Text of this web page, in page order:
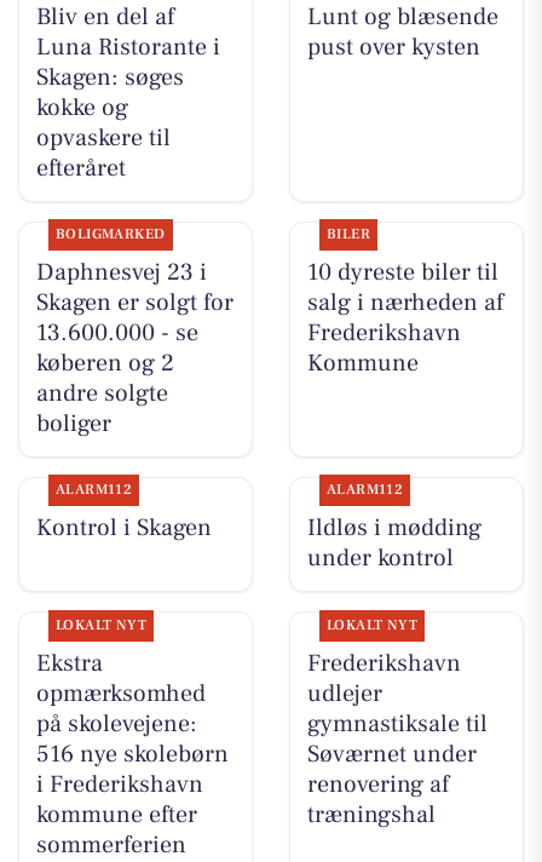
Bliv en del af
Luna Ristorante i
Skagen: søges
kokke og
opvaskere til
efteråret
Lunt og blæsende
pust over kysten
BOLIGMARKED
Daphnesvej 23 i
Skagen er solgt for
13.600.000 - se
køberen og 2
andre solgte
boliger
BILER
10 dyreste biler til
salg i nærheden af
Frederikshavn
Kommune
ALARM112
Kontrol i Skagen
ALARM112
Ildløs i mødding
under kontrol
LOKALT NYT
Ekstra
opmærksomhed
på skolevejene:
516 nye skolebørn
i Frederikshavn
kommune efter
sommerferien
LOKALT NYT
Frederikshavn
udlejer
gymnastiksale til
Søværnet under
renovering af
træningshal